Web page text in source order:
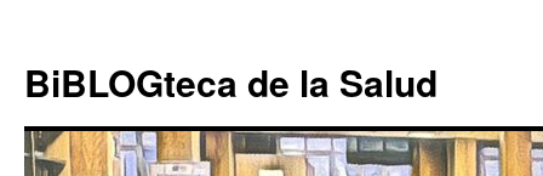
contenido
BiBLOGteca de la Salud